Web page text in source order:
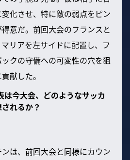
化させ、特に敵の弱点をピン
意だ。前回大会のフランスと
リアを左サイドに配置し、フ
クの守備への可変性の穴を狙
献した。
は今大会、どのようなサッカ
れるか？
は、前回大会と同様にカウン